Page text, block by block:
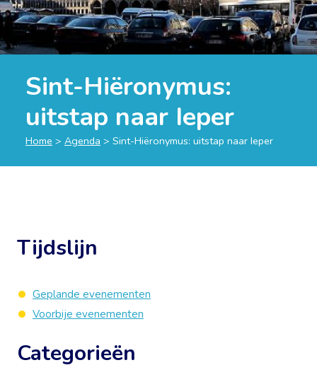
Sint-Hiëronymus:
uitstap naar Ieper
Home > Agenda > Sint-Hiëronymus: uitstap naar Ieper
Tijdslijn
Geplande evenementen
Voorbije evenementen
Categorieën